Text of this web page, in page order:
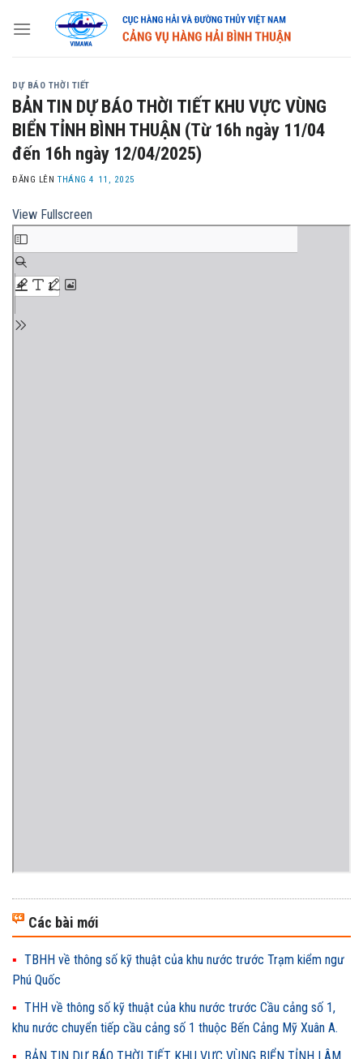
DỰ BÁO THỜI TIẾT
BẢN TIN DỰ BÁO THỜI TIẾT KHU VỰC VÙNG
BIỂN TỈNH BÌNH THUẬN (Từ 16h ngày 11/04
đến 16h ngày 12/04/2025)
ĐĂNG LÊNTHÁNG 4 11, 2025
View Fullscreen
Các bài mới
TBHH về thông số kỹ thuật của khu nước trước Trạm kiểm ngư
Phú Quốc
THH về thông số kỹ thuật của khu nước trước Cầu cảng số 1,
khu nước chuyển tiếp cầu cảng số 1 thuộc Bến Cảng Mỹ Xuân A.